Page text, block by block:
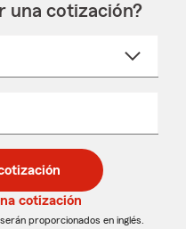
una cotización?
cotización
proporcionados en inglés.